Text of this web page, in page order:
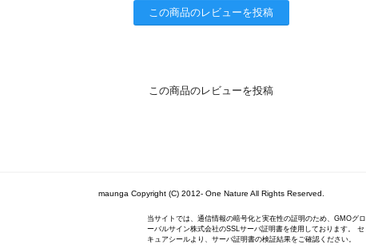
この商品のレビューを投稿
この商品のレビューを投稿
maunga Copyright (C) 2012- One Nature All Rights Reserved.
当サイトでは、通信情報の暗号化と実在性の証明のため、GMOグロ
ーバルサイン株式会社のSSLサーバ証明書を使用しております。 セ
キュアシールより、サーバ証明書の検証結果をご確認ください。